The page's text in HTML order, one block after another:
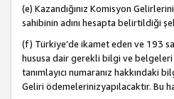
(e) Kazandığınız Komisyon
sahibinin adını hesapta belirtildiği
(f) Türkiye’de ikamet eden ve 193
hususa dair gerekli bilgi ve belgeleri
tanımlayıcı numaranız
Geliri ödemelerinizyapılacaktır. Bu